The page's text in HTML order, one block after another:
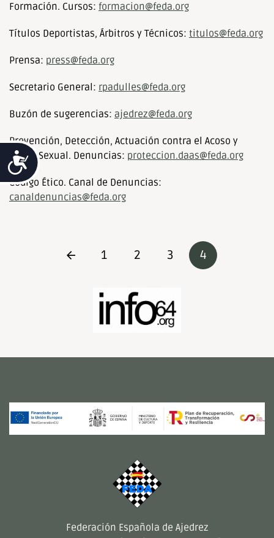
Accesibilidad
Formación. Cursos: formacion@feda.org
Títulos Deportistas, Árbitros y Técnicos: titulos@feda.org
Prensa: press@feda.org
Secretario General: rpadulles@feda.org
Buzón de sugerencias: ajedrez@feda.org
Prevención, Detección, Actuación contra el Acoso y
Abuso Sexual. Denuncias: proteccion.daas@feda.org
Código Ético. Canal de Denuncias:
canaldenuncias@feda.org
1 2 3 4
Federación Española de Ajedrez